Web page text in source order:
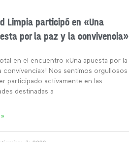
Limpia participó en «Una
por la paz y la convivencia»
en el encuentro «Una apuesta por la
convivencia»! Nos sentimos orgullosos
participado activamente en las
destinadas a
»